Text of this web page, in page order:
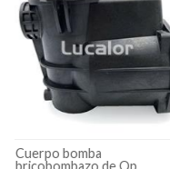
Junta tapa prefiltro bomba
bricobombazo de Qp